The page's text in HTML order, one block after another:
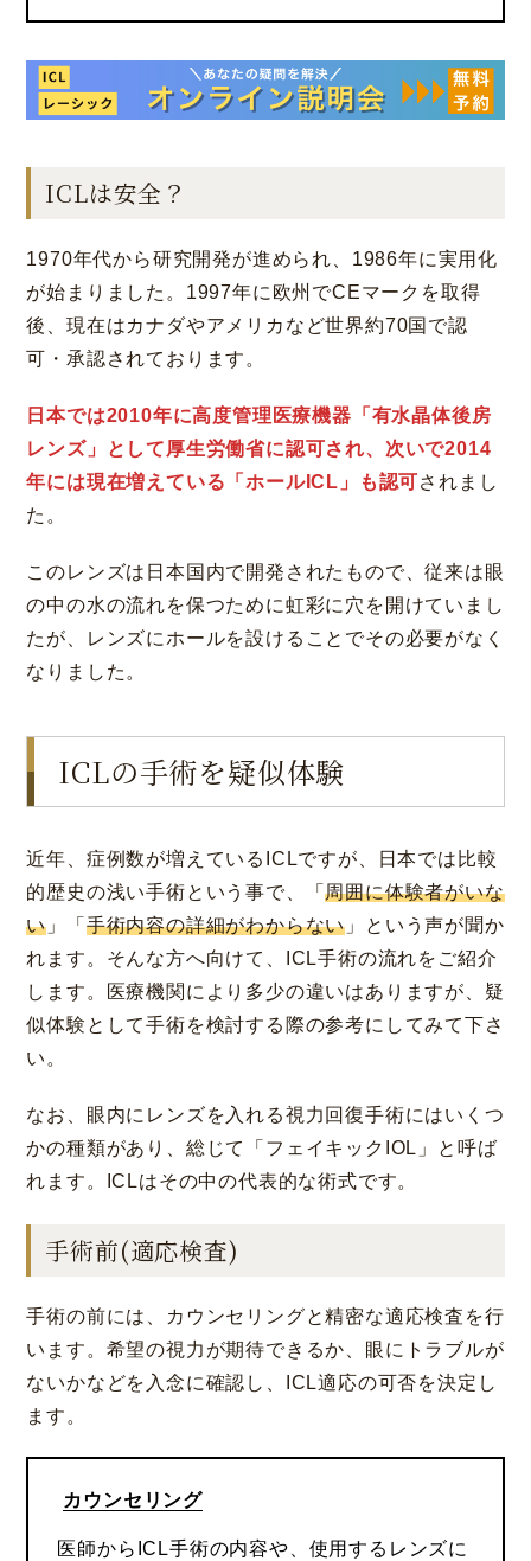
ICLは安全？
1970年代から研究開発が進められ、1986年に実用化
が始まりました。1997年に欧州でCEマークを取得
後、現在はカナダやアメリカなど世界約70国で認
可・承認されております。
日本では2010年に高度管理医療機器「有水晶体後房
レンズ」として厚生労働省に認可され、次いで2014
年には現在増えている「ホールICL」も認可されまし
た。
このレンズは日本国内で開発されたもので、従来は眼
の中の水の流れを保つために虹彩に穴を開けていまし
たが、レンズにホールを設けることでその必要がなく
なりました。
ICLの手術を疑似体験
近年、症例数が増えているICLですが、日本では比較
的歴史の浅い手術という事で、「周囲に体験者がいな
い 」「 手術内容の詳細がわからない 」という声が聞か
れます。そんな方へ向けて、ICL手術の流れをご紹介
します。医療機関により多少の違いはありますが、疑
似体験として手術を検討する際の参考にしてみて下さ
い。
なお、眼内にレンズを入れる視力回復手術にはいくつ
かの種類があり、総じて「フェイキックIOL」と呼ば
れます。ICLはその中の代表的な術式です。
手術前(適応検査)
手術の前には、カウンセリングと精密な適応検査を行
います。希望の視力が期待できるか、眼にトラブルが
ないかなどを入念に確認し、ICL適応の可否を決定し
ます。
カウンセリング
医師からICL手術の内容や、使用するレンズに